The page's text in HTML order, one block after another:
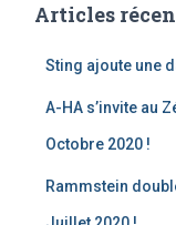
Articles
Sting ajoute une
A-HA s’invite au
Octobre 2020 !
Rammstein